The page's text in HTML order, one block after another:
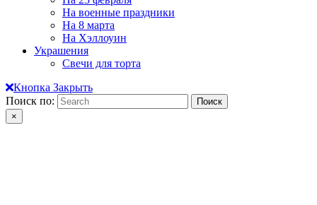
На военные праздники
На 8 марта
На Хэллоуин
Украшения
Свечи для торта
Кнопка Закрыть
Поиск по:
×